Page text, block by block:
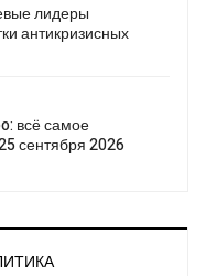
лидеры
антикризисных
всё самое
сентября 2026